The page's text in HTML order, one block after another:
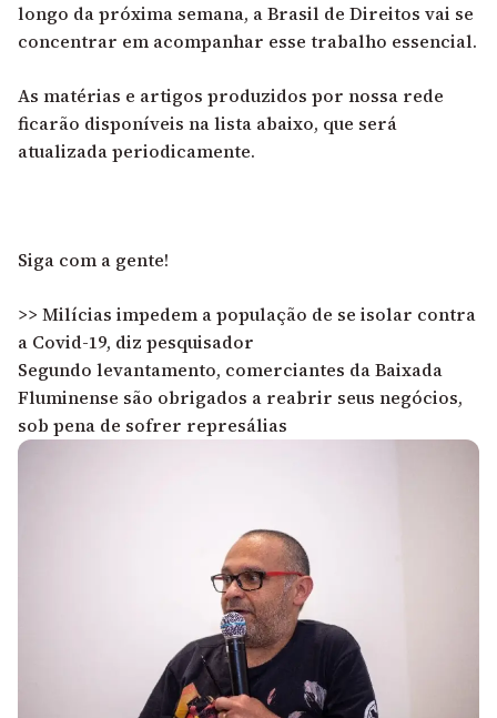
longo da próxima semana, a Brasil de Direitos vai se
concentrar em acompanhar esse trabalho essencial.
As matérias e artigos produzidos por nossa rede
ficarão disponíveis na lista abaixo, que será
atualizada periodicamente.
Siga com a gente!
>> Milícias impedem a população de se isolar contra
a Covid-19, diz pesquisador
Segundo levantamento, comerciantes da Baixada
Fluminense são obrigados a reabrir seus negócios,
sob pena de sofrer represálias